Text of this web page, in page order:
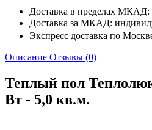
Доставка в пределах МКАД:
Доставка за МКАД:
Экспресс доставка по
Описание Отзывы (0)
Теплый пол
Вт - 5,0 кв.м.